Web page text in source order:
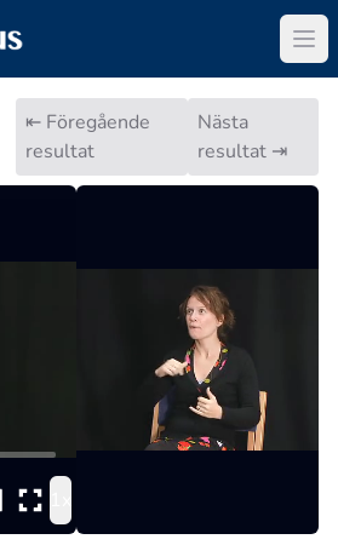
⇤ Föregående
resultat
Nästa
resultat ⇥